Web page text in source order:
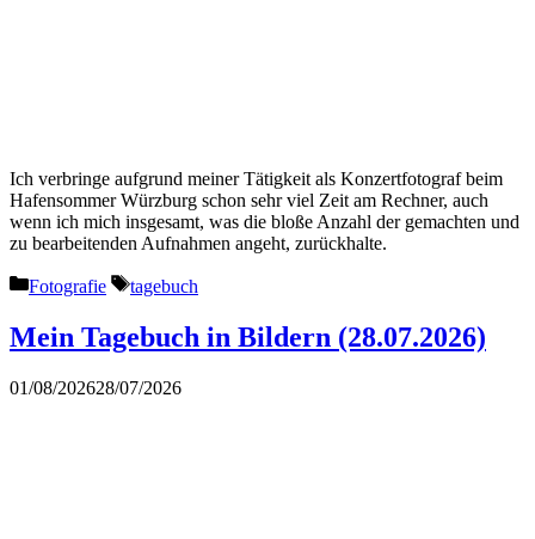
Ich verbringe aufgrund meiner Tätigkeit als Konzertfotograf beim
Hafensommer Würzburg schon sehr viel Zeit am Rechner, auch
wenn ich mich insgesamt, was die bloße Anzahl der gemachten und
zu bearbeitenden Aufnahmen angeht, zurückhalte.
Kategorien
Fotografie Schlagwörter
tagebuch
Mein Tagebuch in Bildern (28.07.2026)
01/08/202628/07/2026